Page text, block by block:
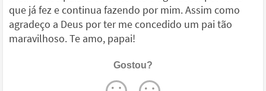
que já fez e continua fazendo por mim. Assim como
agradeço a Deus por ter me concedido um pai tão
maravilhoso. Te amo, papai!
Gostou?